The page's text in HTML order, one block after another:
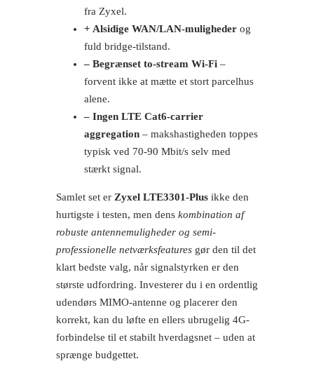
fra Zyxel.
+ Alsidige WAN/LAN-muligheder og
fuld bridge-tilstand.
– Begrænset to-stream Wi-Fi –
forvent ikke at mætte et stort parcelhus
alene.
– Ingen LTE Cat6-carrier
aggregation – makshastigheden toppes
typisk ved 70-90 Mbit/s selv med
stærkt signal.
Samlet set er Zyxel LTE3301-Plus ikke den
hurtigste i testen, men dens kombination af
robuste antennemuligheder og semi-
professionelle netværksfeatures gør den til det
klart bedste valg, når signalstyrken er den
største udfordring. Investerer du i en ordentlig
udendørs MIMO-antenne og placerer den
korrekt, kan du løfte en ellers ubrugelig 4G-
forbindelse til et stabilt hverdagsnet – uden at
sprænge budgettet.